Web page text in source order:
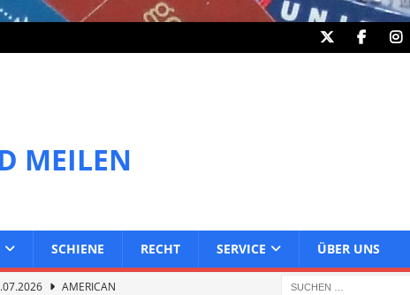
MEILEN
SCHIENE RECHT SERVICE ÜBER UNS
AMERICAN